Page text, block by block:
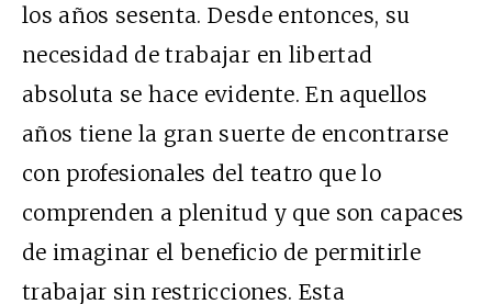
los años sesenta. Desde entonces, su
necesidad de trabajar en libertad
absoluta se hace evidente. En aquellos
años tiene la gran suerte de encontrarse
con profesionales del teatro que lo
comprenden a plenitud y que son capaces
de imaginar el beneficio de permitirle
trabajar sin restricciones. Esta